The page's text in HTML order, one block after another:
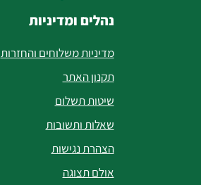
נהלים ומדיניות
מדיניות משלוחים והחזרות
תקנון האתר
שיטות תשלום
שאלות ותשובות
הצהרת נגישות
אולם תצוגה